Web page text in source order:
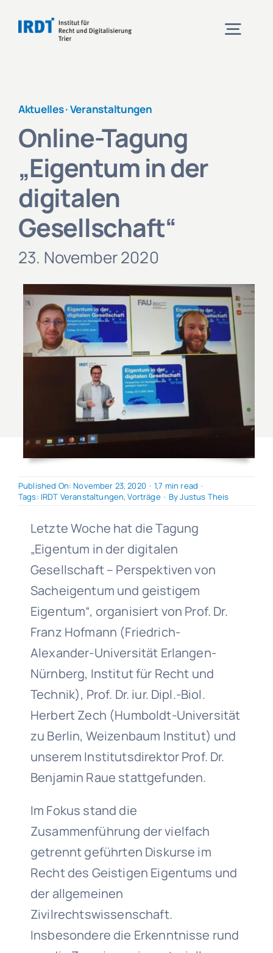
Inhalt
Veranstaltungen
Projekte
Aktuelles
Kontakt und Anfahrt
Aktuelles ·Veranstaltungen
Online-Tagung
„Eigentum in der
digitalen
Gesellschaft“
23. November 2020
Published On: November 23, 2020 · 1,7 min read ·
Tags: IRDT Veranstaltungen,Vorträge · ByJustus Theis
Letzte Woche hat die Tagung
„Eigentum in der digitalen
Gesellschaft – Perspektiven von
Sacheigentum und geistigem
Eigentum“, organisiert von Prof. Dr.
Franz Hofmann (Friedrich-
Alexander-Universität Erlangen-
Nürnberg, Institut für Recht und
Technik), Prof. Dr. iur. Dipl.-Biol.
Herbert Zech (Humboldt-Universität
zu Berlin, Weizenbaum Institut) und
unserem Institutsdirektor Prof. Dr.
Benjamin Raue stattgefunden.
Im Fokus stand die
Zusammenführung der vielfach
getrennt geführten Diskurse im
Recht des Geistigen Eigentums und
der allgemeinen
Zivilrechtswissenschaft.
Insbesondere die Erkenntnisse rund